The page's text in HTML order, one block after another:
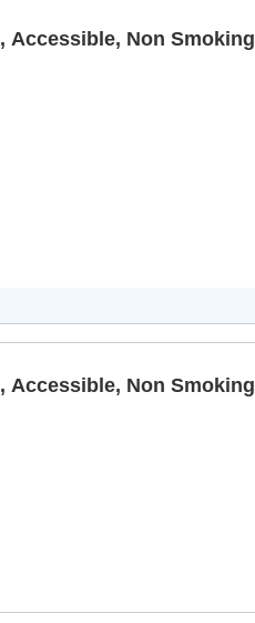
Accessible, Non Smoking
Accessible, Non Smoking